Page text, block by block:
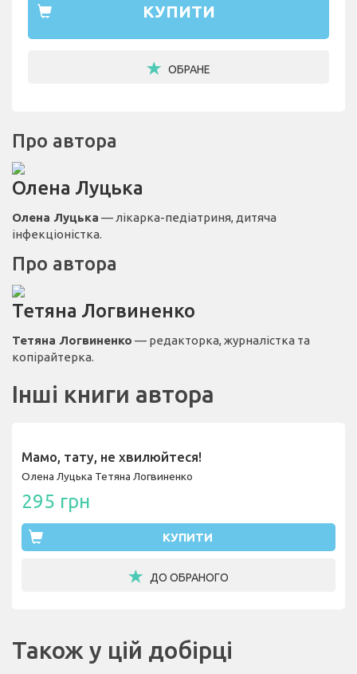
КУПИТИ
ОБРАНЕ
Про автора
Олена Луцька
Олена Луцька — лікарка-педіатриня, дитяча
інфекціоністка.
Про автора
Тетяна Логвиненко
Тетяна Логвиненко — редакторка, журналістка та
копірайтерка.
Інші книги автора
Мамо, тату, не хвилюйтеся!
Олена Луцька Тетяна Логвиненко
295 грн
КУПИТИ
ДО ОБРАНОГО
Також у цій добірці